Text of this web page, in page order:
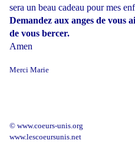
sera un beau cadeau pour mes
Demandez aux anges de vous
de vous bercer.
Amen
Merci Marie
© www.coeurs-unis.org
www.lescoeursunis.net